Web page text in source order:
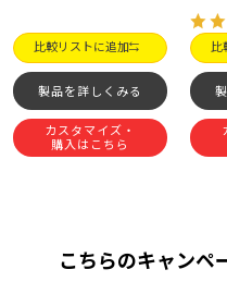
比較リストに追加
製品を詳しくみる
カスタマイズ・
購入はこちら
比
こちらのキャンペ